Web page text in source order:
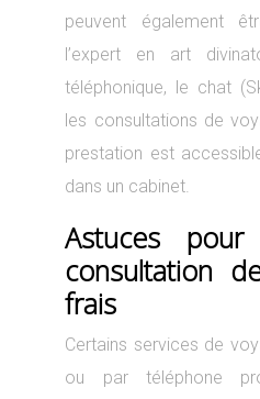
peuvent également
l’expert en art
téléphonique, le chat
les consultations de
prestation est
dans un cabinet.
Astuces pour
consultation
frais
Certains services de
ou par téléphone